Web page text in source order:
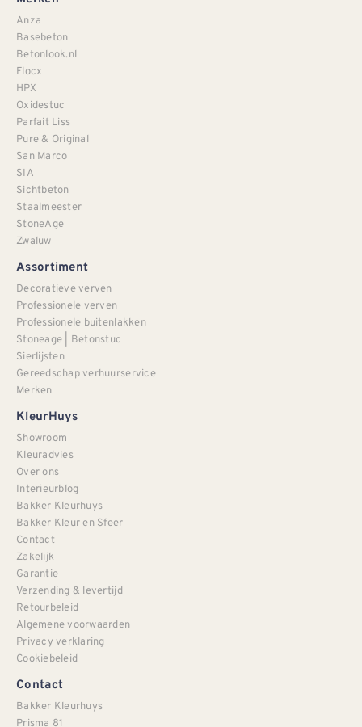
Anza
Basebeton
Betonlook.nl
Flocx
HPX
Oxidestuc
Parfait Liss
Pure & Original
San Marco
SIA
Sichtbeton
Staalmeester
StoneAge
Zwaluw
Assortiment
Decoratieve verven
Professionele verven
Professionele buitenlakken
Stoneage | Betonstuc
Sierlijsten
Gereedschap verhuurservice
Merken
KleurHuys
Showroom
Kleuradvies
Over ons
Interieurblog
Bakker Kleurhuys
Bakker Kleur en Sfeer
Contact
Zakelijk
Garantie
Verzending & levertijd
Retourbeleid
Algemene voorwaarden
Privacy verklaring
Cookiebeleid
Contact
Bakker Kleurhuys
Prisma 81